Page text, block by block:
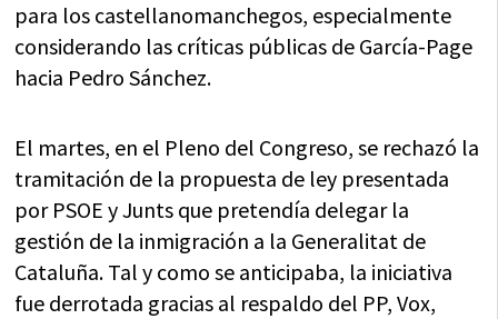
para los castellanomanchegos, especialmente
considerando las críticas públicas de García-Page
hacia Pedro Sánchez.
El martes, en el Pleno del Congreso, se rechazó la
tramitación de la propuesta de ley presentada
por PSOE y Junts que pretendía delegar la
gestión de la inmigración a la Generalitat de
Cataluña. Tal y como se anticipaba, la iniciativa
fue derrotada gracias al respaldo del PP, Vox,